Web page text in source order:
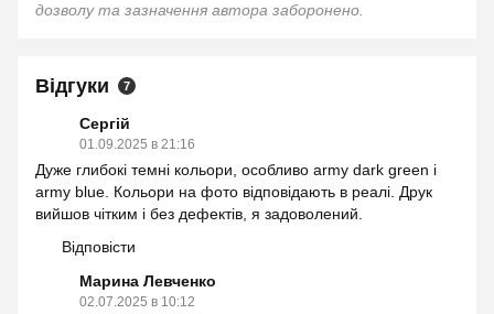
дозволу та зазначення автора заборонено.
Відгуки 7
Сергій
01.09.2025 в 21:16
Дуже глибокі темні кольори, особливо army dark green і
army blue. Кольори на фото відповідають в реалі. Друк
вийшов чітким і без дефектів, я задоволений.
Відповісти
Марина Левченко
02.07.2025 в 10:12